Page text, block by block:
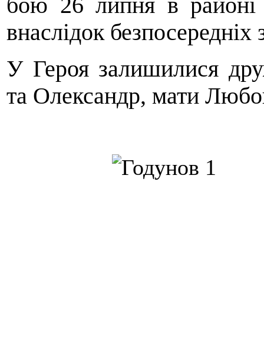
бою 26 липня в районі
внаслідок безпосередніх
У Героя залишилися
та Олександр, мати